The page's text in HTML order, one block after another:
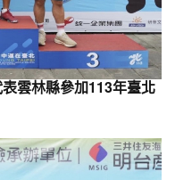
雲林縣參加113年臺北